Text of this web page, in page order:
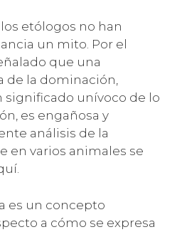
etólogos no han
un mito. Por el
que una
de la dominación,
unívoco de lo
es engañosa y
análisis de la
en varios animales se
es un concepto
a cómo se expresa